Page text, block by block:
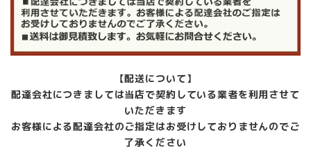
【配送について】
配達会社につきましては当店で契約している業者を利用させて
いただきます
お客様による配達会社のご指定はお受けしておりませんのでご
了承ください